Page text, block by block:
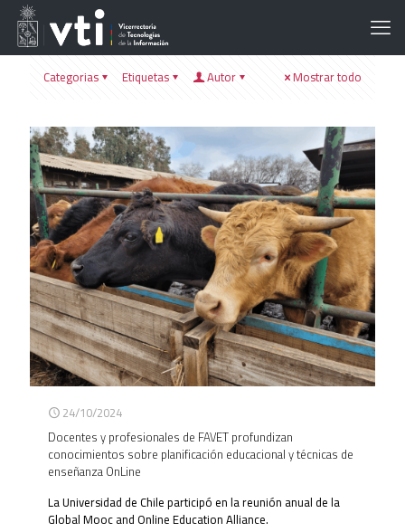
Categorias Etiquetas Autor Mostrar todo
24/10/2024
Docentes y profesionales de FAVET profundizan
conocimientos sobre planificación educacional y técnicas de
enseñanza OnLine
La Universidad de Chile participó en la reunión anual de la
Global Mooc and Online Education Alliance.